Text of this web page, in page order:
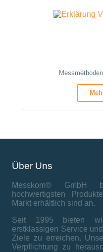
Über Uns
Messkom®
hochwertigsten
Markt erhältlich sind an.
Seit 1995 bieten
erstklassigen Service
Ziele zu erreichen.
Verpflichtung zu